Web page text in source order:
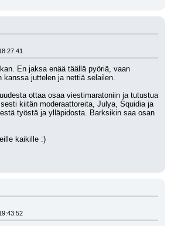
En jaksa enää täällä pyöriä, vaan
kanssa juttelen ja nettiä selailen.
ottaa osaa viestimaratoniin ja tutustua
kiitän moderaattoreita, Julya, Squidia ja
työstä ja ylläpidosta. Barksikin saa osan
kaikille :)